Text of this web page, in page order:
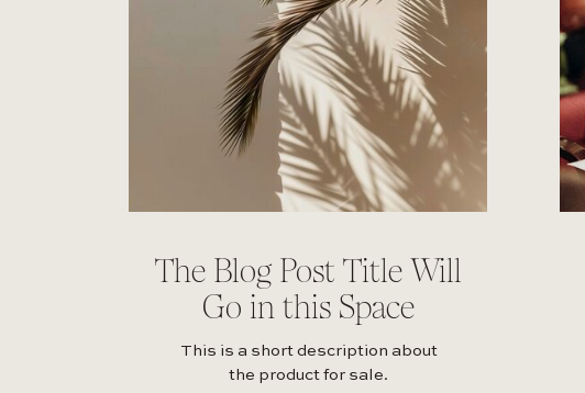
The Blog Post Title Will
Go in this Space
This is a short description about
the product for sale.